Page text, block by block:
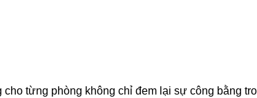
từng phòng không chỉ đem lại sự công bằng